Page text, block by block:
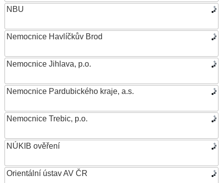
NBU
Nemocnice Havlíčkův Brod
Nemocnice Jihlava, p.o.
Nemocnice Pardubického kraje, a.s.
Nemocnice Trebic, p.o.
NÚKIB ověření
Orientální ústav AV ČR